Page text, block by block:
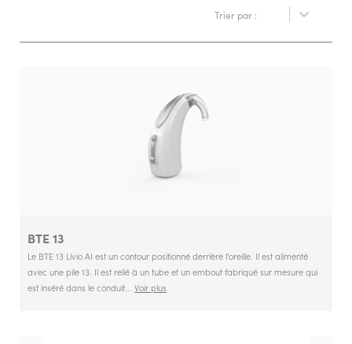
Réinitialiser
Types d'utilisateur
Trier par : Trier par :
Trier par :
BTE 13
Le BTE 13 Livio AI est un contour positionné derrière l’oreille. Il est alimenté
avec une pile 13. Il est relié à un tube et un embout fabriqué sur mesure qui
est inséré dans le conduit... Voir plus